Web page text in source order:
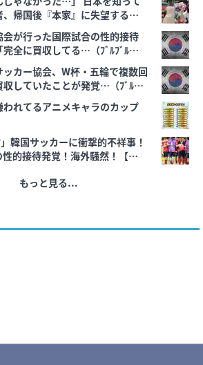
帰国後『本家』に失望する事
が行った国際試合の性的接待
全に買収してる…（ﾌﾞﾙﾌﾞﾙ」
ッカー協会、W杯・五輪で複数回
していたことが発覚…（ﾌﾞﾙﾌﾞ
れてるアニメキャラのカップ
韓国サッカーに衝撃的不祥事！
的接待発覚！海外騒然！【海外
もっと見る...